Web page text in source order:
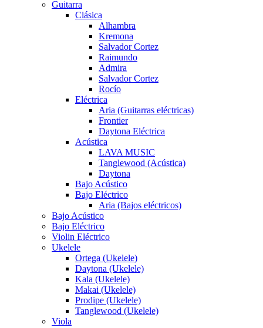
Guitarra
Clásica
Alhambra
Kremona
Salvador Cortez
Raimundo
Admira
Salvador Cortez
Rocío
Eléctrica
Aria (Guitarras eléctricas)
Frontier
Daytona Eléctrica
Acústica
LAVA MUSIC
Tanglewood (Acústica)
Daytona
Bajo Acústico
Bajo Eléctrico
Aria (Bajos eléctricos)
Bajo Acústico
Bajo Eléctrico
Violin Eléctrico
Ukelele
Ortega (Ukelele)
Daytona (Ukelele)
Kala (Ukelele)
Makai (Ukelele)
Prodipe (Ukelele)
Tanglewood (Ukelele)
Viola